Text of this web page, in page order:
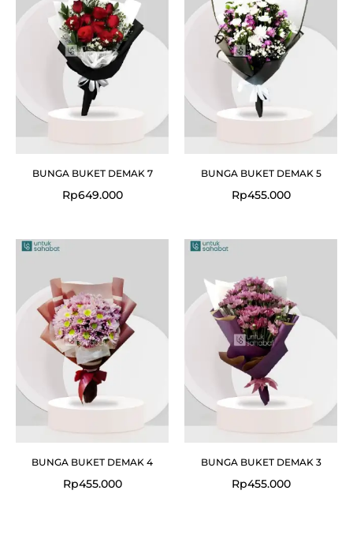
BUNGA BUKET DEMAK 7
Rp649.000
BUNGA BUKET DEMAK 5
Rp455.000
BUNGA BUKET DEMAK 4
Rp455.000
BUNGA BUKET DEMAK 3
Rp455.000